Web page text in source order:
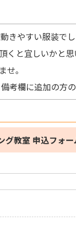
やすい服装でし
と宜しいかと思
。
欄に追加の方
グ教室 申込フォー